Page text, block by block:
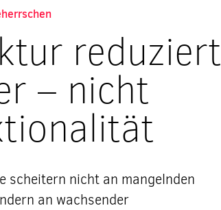
reduziert
– nicht
scheitern nicht an mangelnden
an wachsender